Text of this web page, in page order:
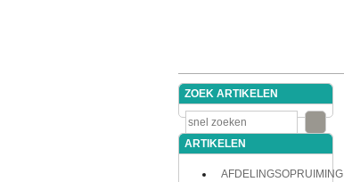
ZOEK ARTIKELEN
ARTIKELEN
AFDELINGSOPRUIMING